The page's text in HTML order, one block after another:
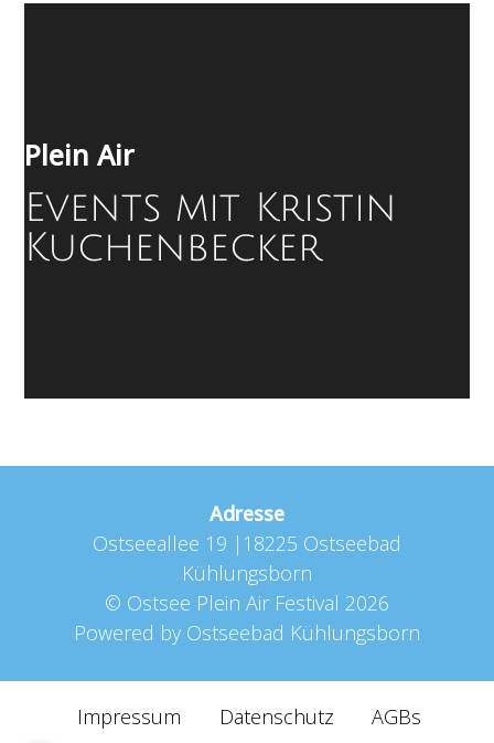
Plein Air
Events mit Kristin
Kuchenbecker
Adresse
Ostseeallee 19 |18225 Ostseebad
Kühlungsborn
© Ostsee Plein Air Festival 2026
Powered by Ostseebad Kühlungsborn
Impressum Datenschutz AGBs